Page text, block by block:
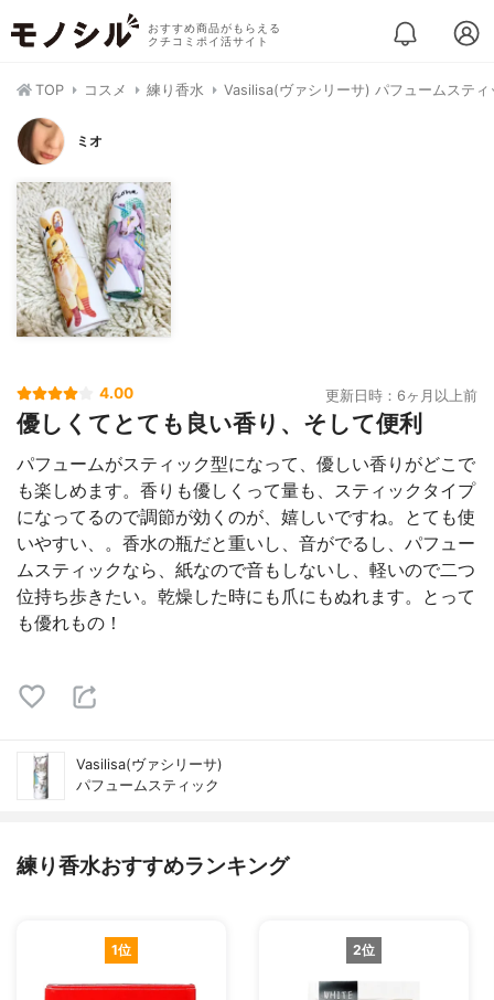
おすすめ商品がもらえる
クチコミポイ活サイト
TOP コスメ 練り香水 Vasilisa(ヴァシリーサ) パフュームスティ
ミオ
4.00 更新日時：6ヶ月以上前
優しくてとても良い香り、そして便利
パフュームがスティック型になって、優しい香りがどこで
も楽しめます。香りも優しくって量も、スティックタイプ
になってるので調節が効くのが、嬉しいですね。とても使
いやすい、。香水の瓶だと重いし、音がでるし、パフュー
ムスティックなら、紙なので音もしないし、軽いので二つ
位持ち歩きたい。乾燥した時にも爪にもぬれます。とって
も優れもの！
Vasilisa(ヴァシリーサ)
パフュームスティック
練り香水おすすめランキング
1位 2位